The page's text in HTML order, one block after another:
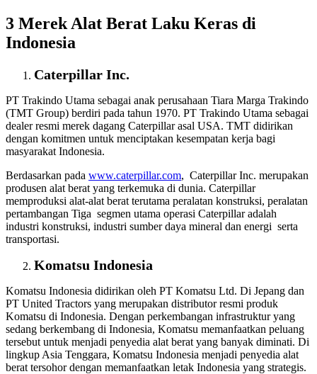
3 Merek Alat Berat Laku Keras di
Indonesia
Caterpillar Inc.
PT Trakindo Utama sebagai anak perusahaan Tiara Marga Trakindo
(TMT Group) berdiri pada tahun 1970. PT Trakindo Utama sebagai
dealer resmi merek dagang Caterpillar asal USA. TMT didirikan
dengan komitmen untuk menciptakan kesempatan kerja bagi
masyarakat Indonesia.
Berdasarkan pada www.caterpillar.com, Caterpillar Inc. merupakan
produsen alat berat yang terkemuka di dunia. Caterpillar
memproduksi alat-alat berat terutama peralatan konstruksi, peralatan
pertambangan Tiga segmen utama operasi Caterpillar adalah
industri konstruksi, industri sumber daya mineral dan energi serta
transportasi.
Komatsu Indonesia
Komatsu Indonesia didirikan oleh PT Komatsu Ltd. Di Jepang dan
PT United Tractors yang merupakan distributor resmi produk
Komatsu di Indonesia. Dengan perkembangan infrastruktur yang
sedang berkembang di Indonesia, Komatsu memanfaatkan peluang
tersebut untuk menjadi penyedia alat berat yang banyak diminati. Di
lingkup Asia Tenggara, Komatsu Indonesia menjadi penyedia alat
berat tersohor dengan memanfaatkan letak Indonesia yang strategis.